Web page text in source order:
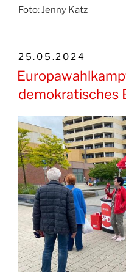
Foto: Jenny Katz
VERÖFFENTLICHT
AM
25.05.2024
demokratisches